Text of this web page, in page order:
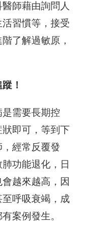
師藉由詢問人
習慣等，接受
了解過敏原，
！
需要長期控
即可，等到下
經常反覆發
功能退化，日
越來越高，因
呼吸衰竭，成
案例發生。